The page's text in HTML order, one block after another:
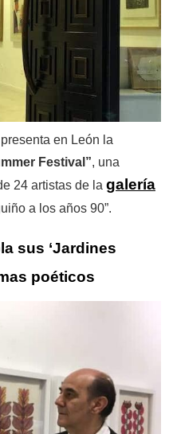
en León la
Festival”, una
24 artistas de la galería
a los años 90”.
sus ‘Jardines
poéticos